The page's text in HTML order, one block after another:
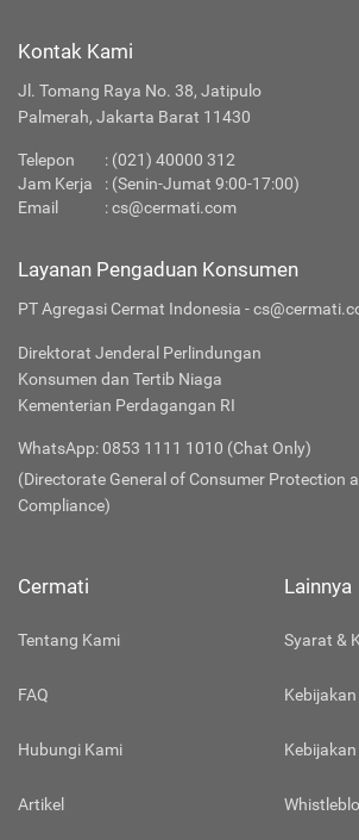
Kontak Kami
Jl. Tomang Raya No. 38, Jatipulo
Palmerah, Jakarta Barat 11430
Telepon : (021) 40000 312
Jam Kerja
: (Senin-Jumat 9:00-17:00)
Email
:cs@cermati.com
Layanan Pengaduan Konsumen
PT Agregasi Cermat Indonesia -
Direktorat Jenderal Perlindungan
Konsumen dan Tertib Niaga
Kementerian Perdagangan RI
WhatsApp: 0853 1111 1010 (Chat Only)
(Directorate General of Consumer Protection
Compliance)
Cermati
Tentang Kami
FAQ
Hubungi Kami
Artikel
Lainnya
Syarat &
Kebijakan